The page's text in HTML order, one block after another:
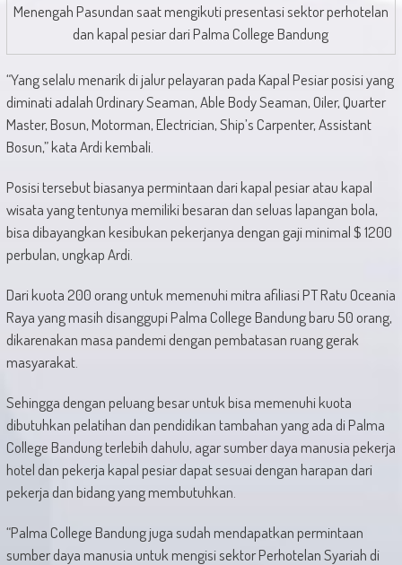
Menengah Pasundan saat mengikuti presentasi sektor perhotelan
dan kapal pesiar dari Palma College Bandung
“Yang selalu menarik di jalur pelayaran pada Kapal Pesiar posisi yang
diminati adalah Ordinary Seaman, Able Body Seaman, Oiler, Quarter
Master, Bosun, Motorman, Electrician, Ship’s Carpenter, Assistant
Bosun,” kata Ardi kembali.
Posisi tersebut biasanya permintaan dari kapal pesiar atau kapal
wisata yang tentunya memiliki besaran dan seluas lapangan bola,
bisa dibayangkan kesibukan pekerjanya dengan gaji minimal $ 1200
perbulan, ungkap Ardi.
Dari kuota 200 orang untuk memenuhi mitra afiliasi PT Ratu Oceania
Raya yang masih disanggupi Palma College Bandung baru 50 orang,
dikarenakan masa pandemi dengan pembatasan ruang gerak
masyarakat.
Sehingga dengan peluang besar untuk bisa memenuhi kuota
dibutuhkan pelatihan dan pendidikan tambahan yang ada di Palma
College Bandung terlebih dahulu, agar sumber daya manusia pekerja
hotel dan pekerja kapal pesiar dapat sesuai dengan harapan dari
pekerja dan bidang yang membutuhkan.
“Palma College Bandung juga sudah mendapatkan permintaan
sumber daya manusia untuk mengisi sektor Perhotelan Syariah di